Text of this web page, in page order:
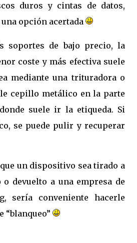
duros y cintas de datos,
opción acertada
soportes de bajo precio, la
coste y más efectiva suele
mediante una trituradora o
cepillo metálico en la parte
suele ir la etiqueda. Si
se puede pulir y recuperar
un dispositivo sea tirado a
o devuelto a una empresa de
sería conveniente hacerle
“blanqueo”